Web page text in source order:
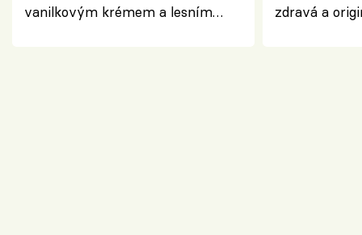
vanilkovým krémem a lesním
zdravá a